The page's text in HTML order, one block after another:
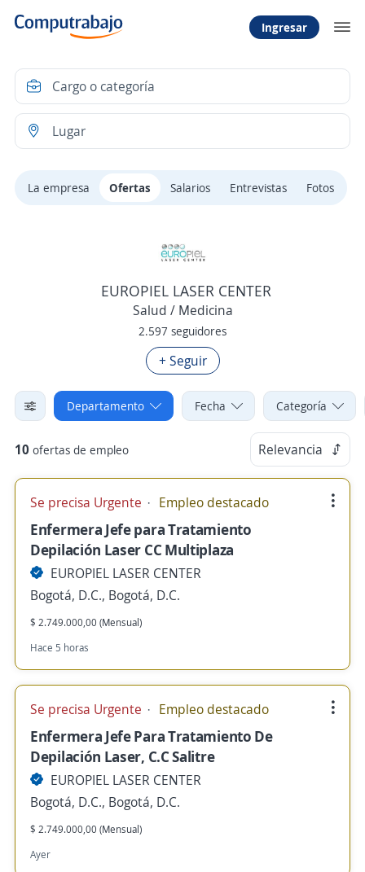
Ingresar
La empresa Ofertas Salarios Entrevistas Fotos
EUROPIEL LASER CENTER
Salud / Medicina
2.597 seguidores
+ Seguir
Departamento Fecha Categoría
10 ofertas de empleo Relevancia
Se precisa Urgente Empleo destacado
Enfermera Jefe para Tratamiento
Depilación Laser CC Multiplaza
EUROPIEL LASER CENTER
Bogotá, D.C., Bogotá, D.C.
$ 2.749.000,00 (Mensual)
Hace 5 horas
Se precisa Urgente Empleo destacado
Enfermera Jefe Para Tratamiento De
Depilación Laser, C.C Salitre
EUROPIEL LASER CENTER
Bogotá, D.C., Bogotá, D.C.
$ 2.749.000,00 (Mensual)
Ayer